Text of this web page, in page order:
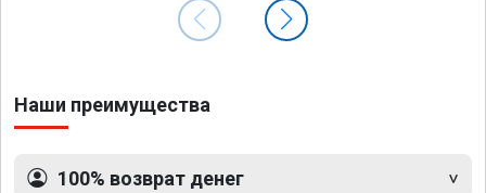
Наши преимущества
100% возврат денег